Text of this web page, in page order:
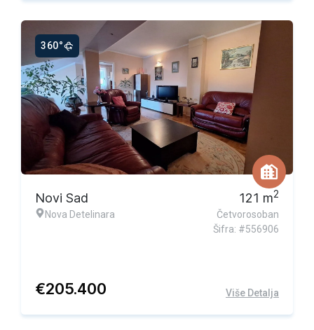
360°
Ekskluzivna ponuda
Novi Sad
Nova Detelinara
121 m2
Četvorosoban
Šifra: #556906
€205.400 Više Detalja